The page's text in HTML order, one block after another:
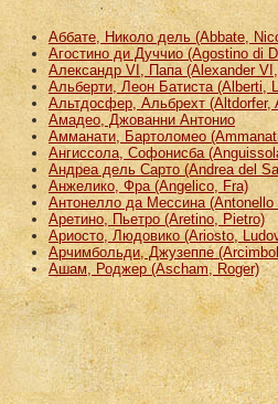
Аббате, Николо дель (Abbate,
Агостино ди Дуччио (Agostino di
Александр VI, Папа (Alexander
Альберти, Леон Батиста (Alberti,
Альтдосфер, Альбрехт (Altdorfer,
Амадео, Джованни Антонио
Амманати, Бартоломео
Ангиссола, Софонисба
Андреа дель Сарто (Andrea del
Анжелико, Фра (Angelico, Fra)
Антонелло да Мессина (Antonello
Аретино, Пьетро (Aretino, Pietro)
Ариосто, Людовико (Ariosto,
Арчимбольди, Джузеппе
Ашам, Роджер (Ascham, Roger)